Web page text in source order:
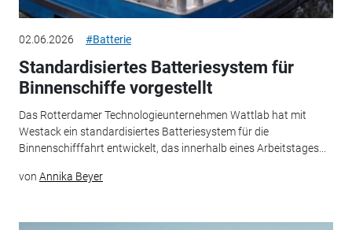
02.06.2026 #Batterie
Standardisiertes Batteriesystem für
Binnenschiffe vorgestellt
Das Rotterdamer Technologieunternehmen Wattlab hat mit
Westack ein standardisiertes Batteriesystem für die
Binnenschifffahrt entwickelt, das innerhalb eines Arbeitstages...
von Annika Beyer